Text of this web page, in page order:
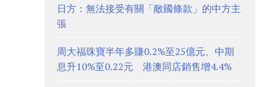
日方：無法接受有關「敵國條款」的中方主
張
周大福珠寶半年多賺0.2%至25億元、中期
息升10%至0.22元 港澳同店銷售增4.4%